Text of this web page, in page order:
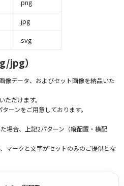
.png
.jpg
.svg
jpg）
像データ、およびセット画像を納品いた
だけます。
ーンをご用意しております。
場合、上記2パターン（縦配置・横配
マークと文字がセットのみのご提供とな